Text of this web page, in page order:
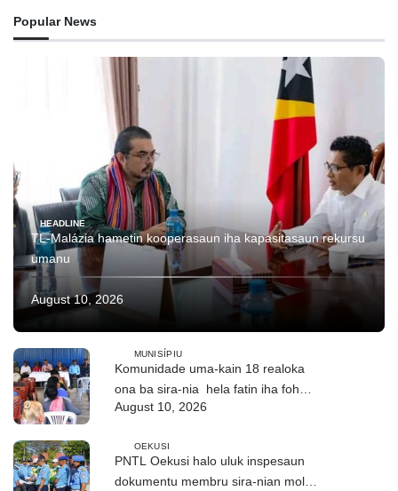
Popular News
HEADLINE
TL-Malázia hametin kooperasaun iha kapasitasaun rekursu
umanu
August 10, 2026
MUNISÍPIU
Komunidade uma-kain 18 realoka
ona ba sira-nia hela fatin iha foho
Builó okos
August 10, 2026
OEKUSI
PNTL Oekusi halo uluk inspesaun
dokumentu membru sira-nian molok